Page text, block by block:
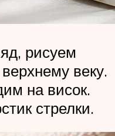
рисуем
веку.
на висок.
стрелки.